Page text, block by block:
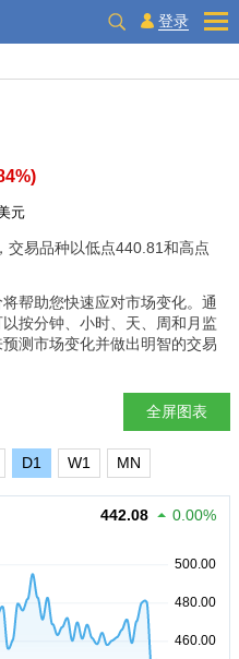
登录
)
元
交易品种以低点440.81和高点
帮助您快速应对市场变化。通
按分钟、小时、天、周和月监
测市场变化并做出明智的交易
全屏图表
D1 W1 MN
442.08 0.00%